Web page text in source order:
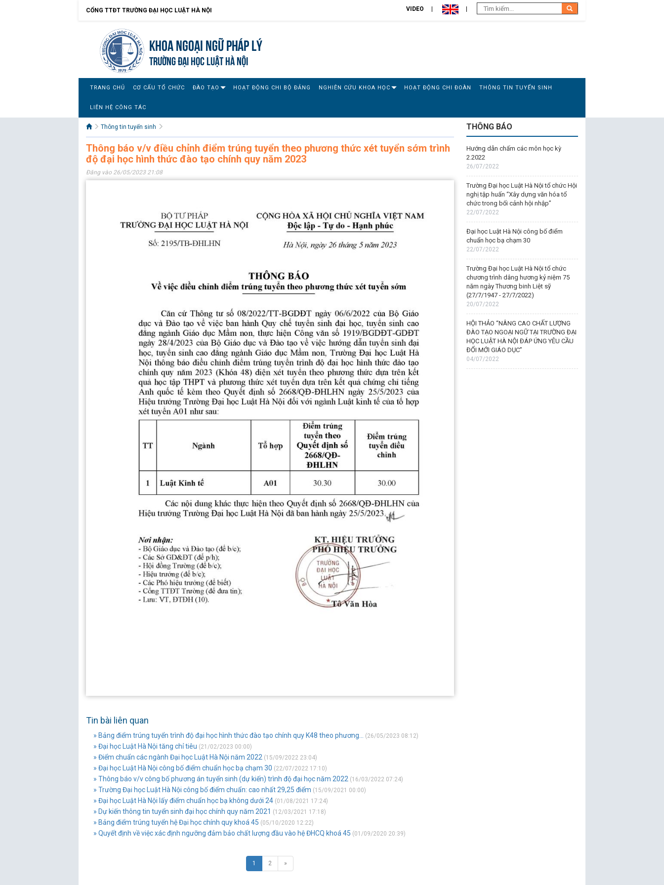
CỔNG TTĐT TRƯỜNG ĐẠI HỌC LUẬT HÀ NỘI VIDEO
Khoa Ngoại ngữ pháp lý
TRƯỜNG ĐẠI HỌC LUẬT HÀ NỘI
TRANG CHỦ CƠ CẤU TỔ CHỨC ĐÀO TẠO HOẠT ĐỘNG CHI BỘ ĐẢNG NGHIÊN CỨU KHOA HỌC HOẠT ĐỘNG CHI ĐOÀN THÔNG TIN TUYỂN SINH
LIÊN HỆ CÔNG TÁC
Thông tin tuyển sinh
Thông báo v/v điều chỉnh điểm trúng tuyển theo phương thức xét tuyển sớm trình
độ đại học hình thức đào tạo chính quy năm 2023
Đăng vào 26/05/2023 21:08
Tin bài liên quan
» Bảng điểm trúng tuyển trình độ đại học hình thức đào tạo chính quy K48 theo phương... (26/05/2023 08:12)
» Đại học Luật Hà Nội tăng chỉ tiêu (21/02/2023 00:00)
» Điểm chuẩn các ngành Đại học Luật Hà Nội năm 2022 (15/09/2022 23:04)
» Đại học Luật Hà Nội công bố điểm chuẩn học bạ chạm 30 (22/07/2022 17:10)
» Thông báo v/v công bố phương án tuyển sinh (dự kiến) trình độ đại học năm 2022 (16/03/2022 07:24)
» Trường Đại học Luật Hà Nội công bố điểm chuẩn: cao nhất 29,25 điểm (15/09/2021 00:00)
» Đại học Luật Hà Nội lấy điểm chuẩn học bạ không dưới 24 (01/08/2021 17:24)
» Dự kiến thông tin tuyển sinh đại học chính quy năm 2021 (12/03/2021 17:18)
» Bảng điểm trúng tuyển hệ Đại học chính quy khoá 45 (05/10/2020 12:22)
» Quyết định về việc xác định ngưỡng đảm bảo chất lượng đầu vào hệ ĐHCQ khoá 45 (01/09/2020 20:39)
1 2 »
THÔNG BÁO
Hướng dẫn chấm các môn học kỳ
2.2022
26/07/2022
Trường Đại học Luật Hà Nội tổ chức Hội
nghị tập huấn “Xây dựng văn hóa tổ
chức trong bối cảnh hội nhập”
22/07/2022
Đại học Luật Hà Nội công bố điểm
chuẩn học bạ chạm 30
22/07/2022
Trường Đại học Luật Hà Nội tổ chức
chương trình dâng hương kỷ niệm 75
năm ngày Thương binh Liệt sỹ
(27/7/1947 - 27/7/2022)
20/07/2022
HỘI THẢO “NÂNG CAO CHẤT LƯỢNG
ĐÀO TẠO NGOẠI NGỮ TẠI TRƯỜNG ĐẠI
HỌC LUẬT HÀ NỘI ĐÁP ỨNG YÊU CẦU
ĐỔI MỚI GIÁO DỤC”
04/07/2022